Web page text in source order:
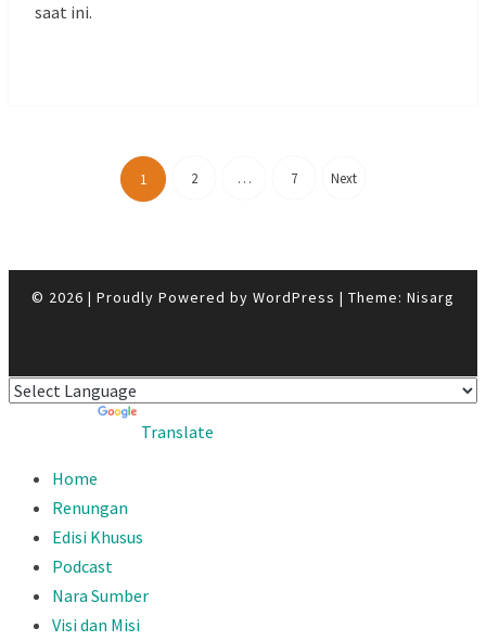
saat ini.
pagination
1 2 … 7 Next
© 2026 | Proudly Powered by WordPress | Theme: Nisarg
Translate
Home
Renungan
Edisi Khusus
Podcast
Nara Sumber
Visi dan Misi